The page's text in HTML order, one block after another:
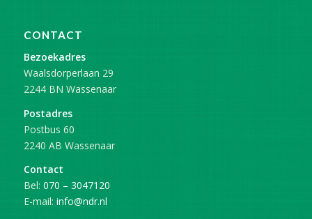
CONTACT
Bezoekadres
Waalsdorperlaan 29
2244 BN Wassenaar
Postadres
Postbus 60
2240 AB Wassenaar
Contact
Bel: 070 – 3047120
E-mail: info@ndr.nl